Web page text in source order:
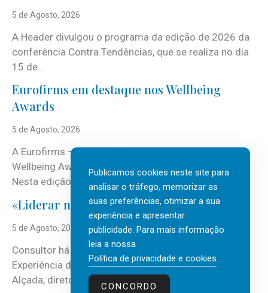
5 de Agosto, 2026
A Header divulgou o programa da edição de 2026 da
conferência Contra Tendências, que se realiza no dia
15 de...
Eurofirms em destaque nos Wellbeing
Awards
5 de Agosto, 2026
A Eurofirms – People first está de regresso aos
Wellbeing Awards, integrando o Top Wellbeing 2026.
Nesta edição, a multinacional...
«Liderar não é um talento místico.»
5 de Agosto, 2026
Consultor há mais de três décadas nas áreas de
Experiência do Cliente, Vendas e Liderança, Manuel
Alçada, diretor executivo da...
Publicamos cookies neste site para
analisar o tráfego, memorizar as
suas preferências, otimizar a sua
experiência e apresentar
publicidade. Para mais informação
leia a nossa
Política de privacidade e cookies.
CONCORDO